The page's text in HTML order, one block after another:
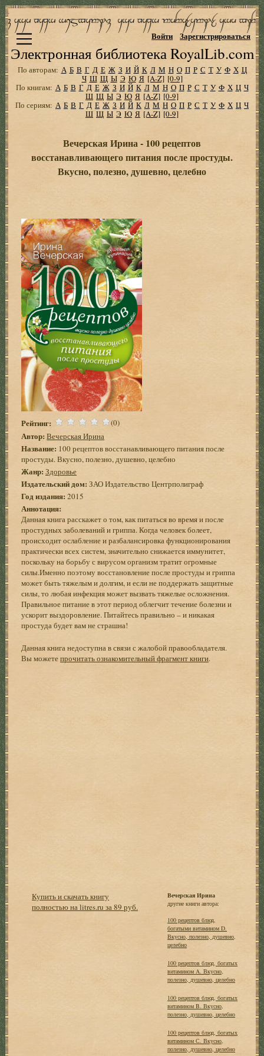
Электронная библиотека RoyalLib.com
Войти Зарегистрироваться
По авторам: А Б В Г Д Е Ж З И Й К Л М Н О П Р С Т У Ф Х Ц
Ч Ш Щ Ы Э Ю Я [A-Z] [0-9]
По книгам: А Б В Г Д Е Ж З И Й К Л М Н О П Р С Т У Ф Х Ц Ч
Ш Щ Ы Э Ю Я [A-Z] [0-9]
По сериям: А Б В Г Д Е Ж З И Й К Л М Н О П Р С Т У Ф Х Ц Ч
Ш Щ Ы Э Ю Я [A-Z] [0-9]
Вечерская Ирина - 100 рецептов
восстанавливающего питания после простуды.
Вкусно, полезно, душевно, целебно
Рейтинг: (0)
Автор: Вечерская Ирина
Название: 100 рецептов восстанавливающего питания после
простуды. Вкусно, полезно, душевно, целебно
Жанр: Здоровье
Издательский дом: ЗАО Издательство Центрполиграф
Год издания: 2015
Аннотация:
Данная книга расскажет о том, как питаться во время и после
простудных заболеваний и гриппа. Когда человек болеет,
происходит ослабление и разбалансировка функционирования
практически всех систем, значительно снижается иммунитет,
поскольку на борьбу с вирусом организм тратит огромные
силы.Именно поэтому восстановление после простуды и гриппа
может быть тяжелым и долгим, и если не поддержать защитные
силы, то любая инфекция может вызвать тяжелые осложнения.
Правильное питание в этот период облегчит течение болезни и
ускорит выздоровление. Питайтесь правильно – и никакая
простуда будет вам не страшна!
Данная книга недоступна в связи с жалобой правообладателя.
Вы можетепрочитать ознакомительный фрагмент книги.
Купить и скачать книгу
полностью на litres.ru за 89 руб.
Вечерская Ирина
другие книги автора:
100 рецептов блюд,
богатыми витамином D.
Вкусно, полезно, душевно,
целебно
100 рецептов блюд, богатых
витамином A. Вкусно,
полезно, душевно, целебно
100 рецептов блюд, богатых
витамином B. Вкусно,
полезно, душевно, целебно
100 рецептов блюд, богатых
витамином С. Вкусно,
полезно, душевно, целебно